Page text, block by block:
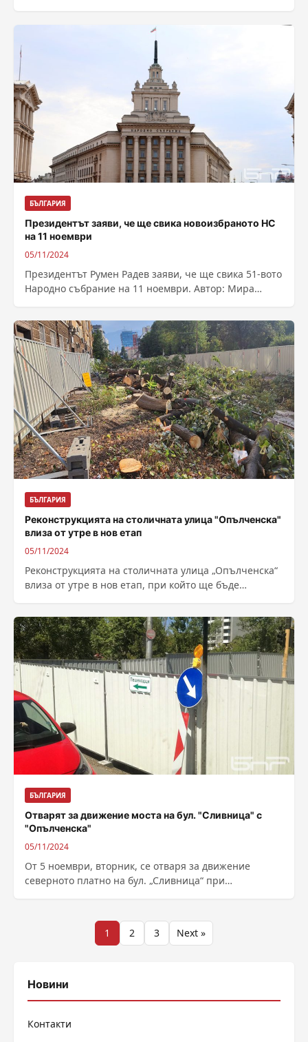
БЪЛГАРИЯ
Президентът заяви, че ще свика новоизбраното НС
на 11 ноември
05/11/2024
Президентът Румен Радев заяви, че ще свика 51-вото
Народно събрание на 11 ноември. Автор: Мира
https://bnr.bg/post/102070437/prezidentat-zaavi-che-
shte-svika-novoizbranoto-ns-na-11-noemvri
БЪЛГАРИЯ
Реконструкцията на столичната улица "Опълченска"
влиза от утре в нов етап
05/11/2024
Реконструкцията на столичната улица „Опълченска“
влиза от утре в нов етап, при който ще бъде
БЪЛГАРИЯ
Отварят за движение моста на бул. "Сливница" с
"Опълченска"
05/11/2024
От 5 ноември, вторник, се отваря за движение
северното платно на бул. „Сливница“ при
публикациите
1 2 3 Next »
Новини
Контакти